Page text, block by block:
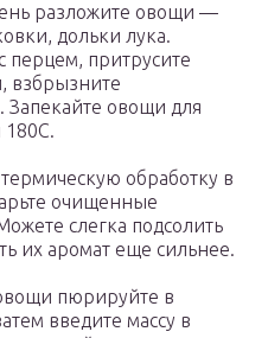
разложите овощи —
дольки лука.
перцем, притрусите
взбрызните
Запекайте овощи для
180С.
обработку в
очищенные
слегка подсолить
их аромат еще сильнее.
пюрируйте в
введите массу в